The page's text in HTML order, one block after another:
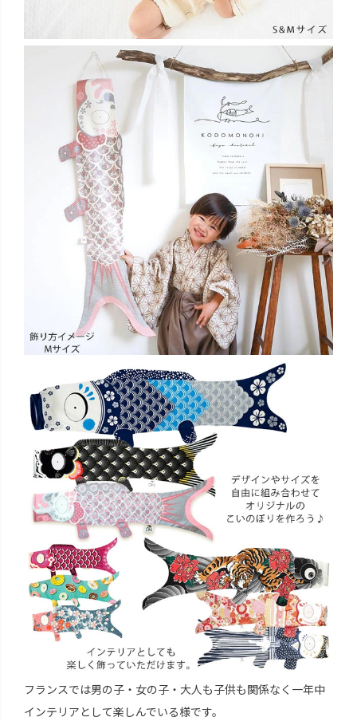
フランスでは男の子・女の子・大人も子供も関係なく一年中
インテリアとして楽しんでいる様です。